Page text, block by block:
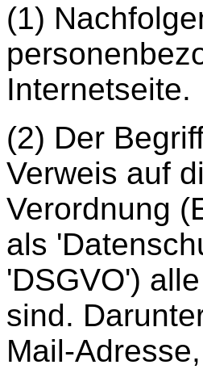
(1)
Internetseite.
(2) Der
Verweis auf
Verordnung
als
'DSGVO')
sind.
Mail-